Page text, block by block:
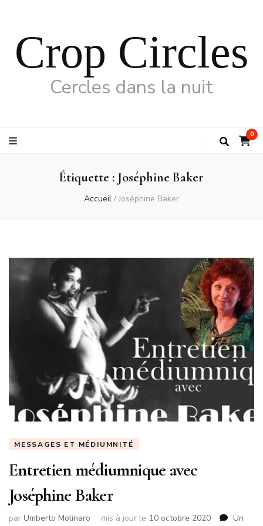
Crop Circles
Cercles dans la nuit
0
Étiquette : Joséphine Baker
Accueil / Joséphine Baker
MESSAGES ET MÉDIUMNITÉ
Entretien médiumnique avec
Joséphine Baker
par Umberto Molinaro mis à jour le 10 octobre 2020
Un